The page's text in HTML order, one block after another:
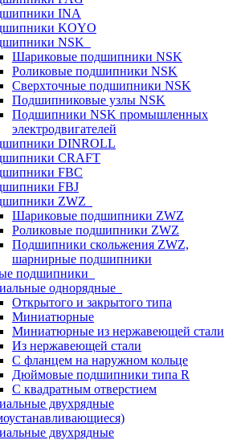
INA
KOYO
NSK
Шариковые подшипники NSK
Роликовые подшипники NSK
Сверхточные подшипники NSK
Подшипниковые узлы NSK
Подшипники NSK промышленных
электродвигателей
DINROLL
CRAFT
FBC
FBJ
ZWZ
Шариковые подшипники ZWZ
Роликовые подшипники ZWZ
Подшипники скольжения ZWZ,
шарнирные подшипники
подшипники
однорядные
Открытого и закрытого типа
Миниатюрные
Миниатюрные из нержавеющей стали
Из нержавеющей стали
С фланцем на наружном кольце
Дюймовые подшипники типа R
С квадратным отверстием
двухрядные
двухрядные